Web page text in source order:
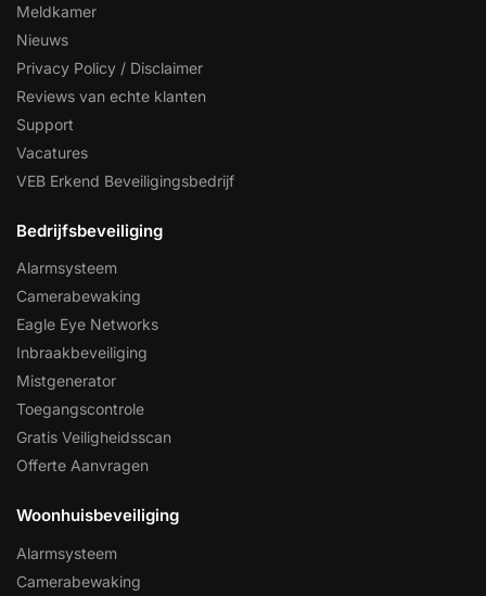
Meldkamer
Nieuws
Privacy Policy / Disclaimer
Reviews van echte klanten
Support
Vacatures
VEB Erkend Beveiligingsbedrijf
Bedrijfsbeveiliging
Alarmsysteem
Camerabewaking
Eagle Eye Networks
Inbraakbeveiliging
Mistgenerator
Toegangscontrole
Gratis Veiligheidsscan
Offerte Aanvragen
Woonhuisbeveiliging
Alarmsysteem
Camerabewaking